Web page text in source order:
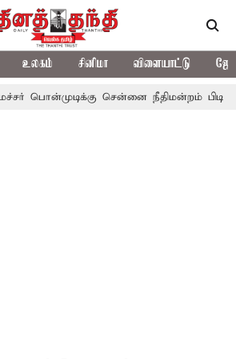
உலகம் சினிமா விளையாட்டு
சென்னை நீதிமன்றம் பிடிவாராண்ட்